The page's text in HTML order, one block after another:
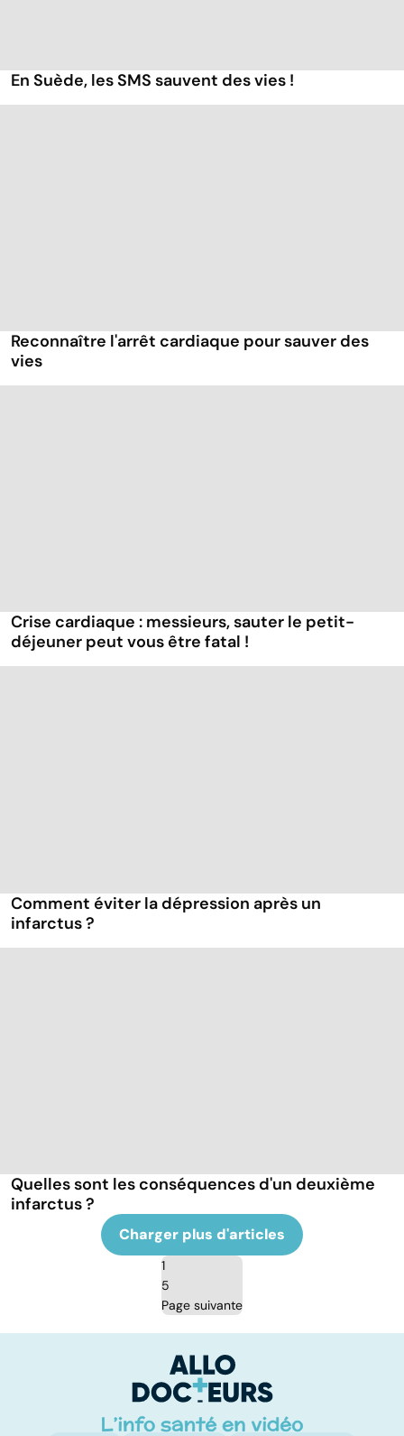
En Suède, les SMS sauvent des vies !
Reconnaître l'arrêt cardiaque pour sauver des
vies
Crise cardiaque : messieurs, sauter le petit-
déjeuner peut vous être fatal !
Comment éviter la dépression après un
infarctus ?
Quelles sont les conséquences d'un deuxième
infarctus ?
Charger plus d'articles
1
5
Page suivante